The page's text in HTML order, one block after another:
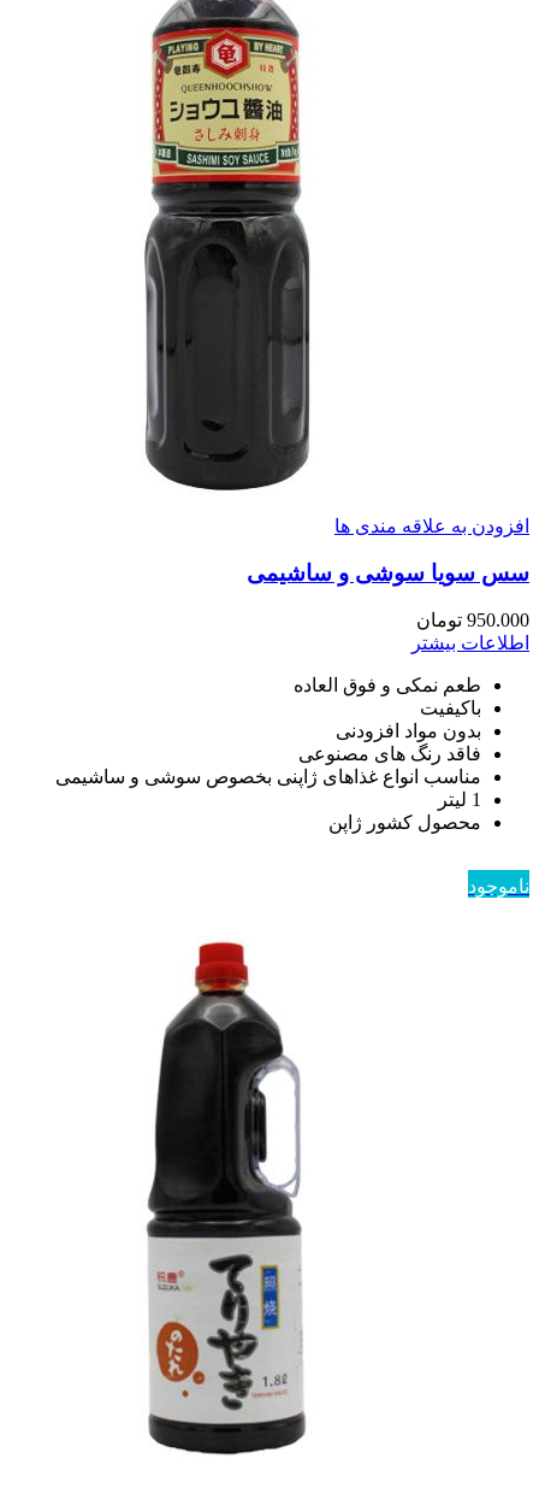
افزودن به علاقه مندی ها
سس سویا سوشی و ساشیمی
950.000 تومان
اطلاعات بیشتر
طعم نمکی و فوق العاده
باکیفیت
بدون مواد افزودنی
فاقد رنگ های مصنوعی
مناسب انواع غذاهای ژاپنی بخصوص سوشی و ساشیمی
1 لیتر
محصول کشور ژاپن
ناموجود